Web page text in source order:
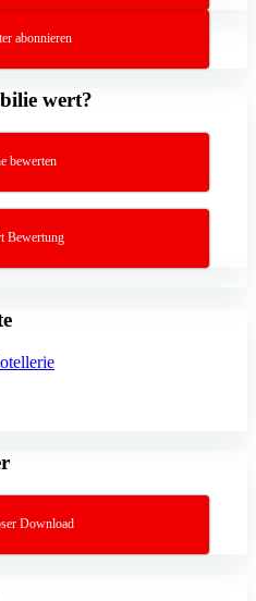
abonnieren
wert?
bewerten
Bewertung
Download